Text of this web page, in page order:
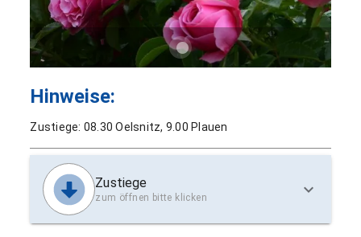
Hinweise:
Zustiege: 08.30 Oelsnitz, 9.00 Plauen
Zustiege
zum öffnen bitte klicken